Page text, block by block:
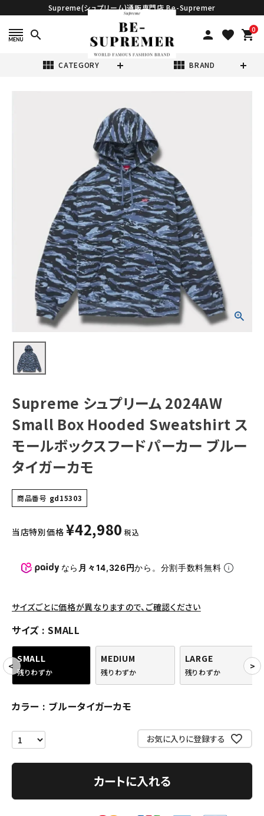
Supreme(シュプリーム)通販専門店 Be-Supremer
search person favorite 0
shopping_cart
view_module CATEGORY view_module BRAND
Supreme シュプ
リーム 2024AW
Sweatshirt スモ
ールボックスフー
ドパーカー ブルー
タイガーカモ
(税込)
NEW ITEMS
CATEGORY
Tシャツ・ロングスリーブ
パーカー・トレーナー
キャップ・ハット
ニット帽・ビーニー
バックパック・リュック
その他バッグ類
スニーカー・ブーツ
パンツ・ショーツ
SEASON
CONTENTS
ACCOUNT MENU
Follow us
Supreme シュプリーム 2024AW
Small Box Hooded Sweatshirt ス
モールボックスフードパーカー ブルー
タイガーカモ
商品番号 gd15303
当店特別価格 ¥42,980 税込
なら 月々14,326円から。分割手数料無料
サイズごとに価格が異なりますので、ご確認ください
サイズ SMALL
SMALL
残りわずか
MEDIUM
残りわずか
LARGE
残りわずか
カラー ブルータイガーカモ
お気に入りに登録する
カートに入れる